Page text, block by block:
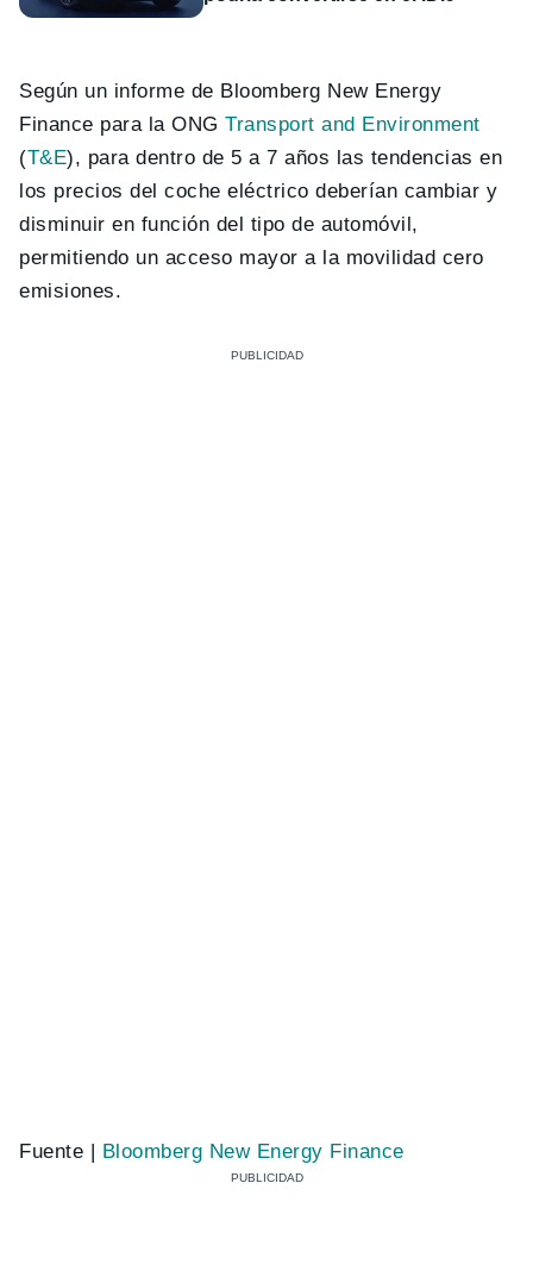
Según un informe de Bloomberg New Energy
Finance para la ONGTransport and Environment
(T&E), para dentro de 5 a 7 años las tendencias en
los precios del coche eléctrico deberían cambiar y
disminuir en función del tipo de automóvil,
permitiendo un acceso mayor a la movilidad cero
emisiones.
Fuente | Bloomberg New Energy Finance